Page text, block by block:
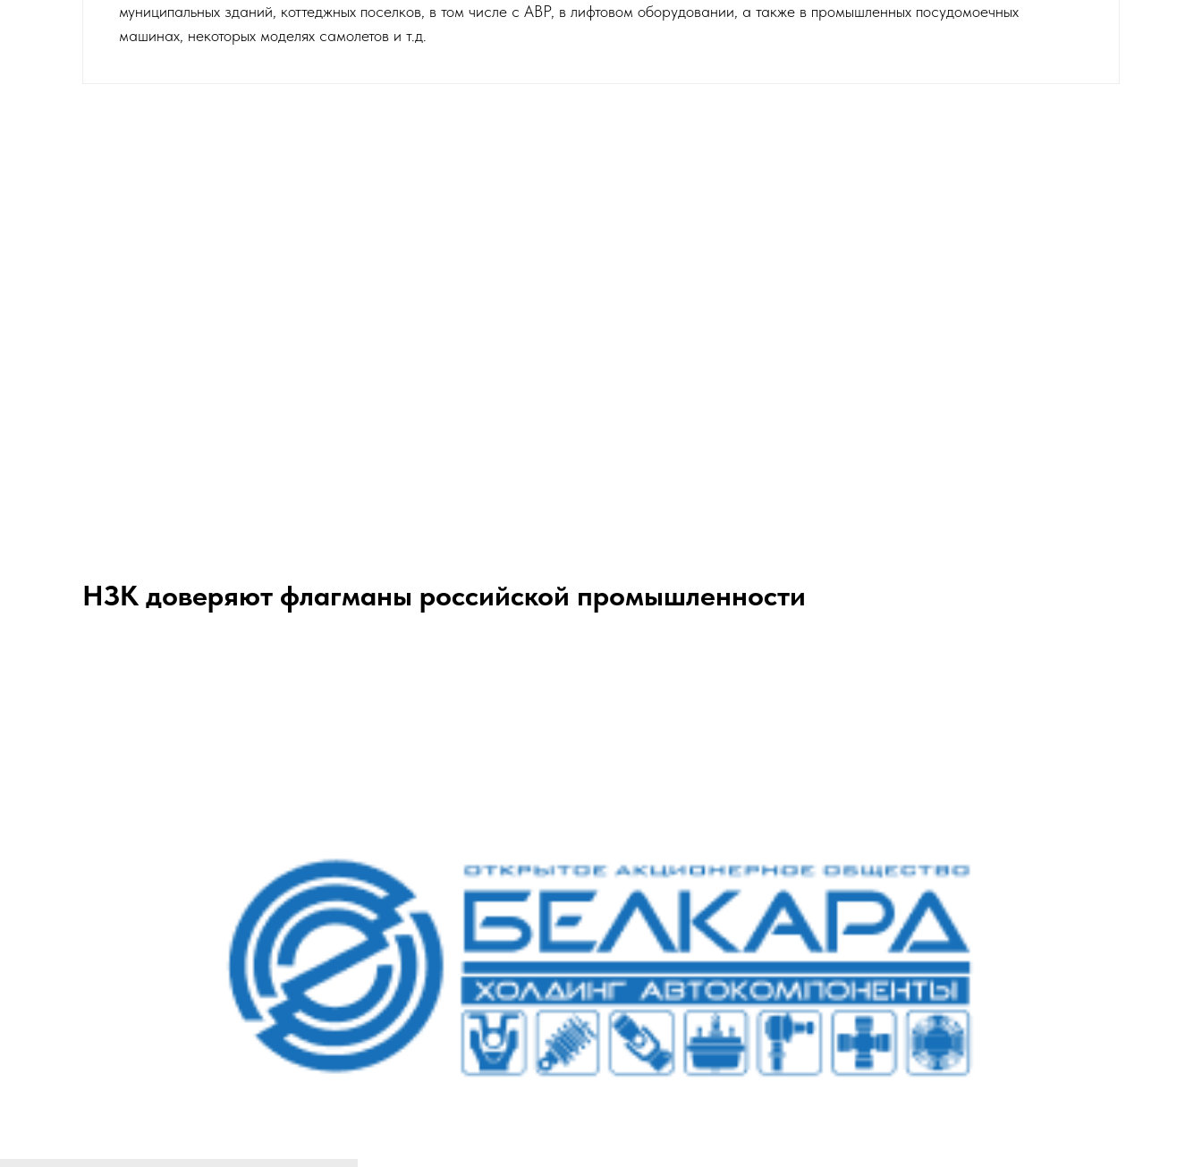
муниципальных зданий, коттеджных поселков, в том числе с АВР, в лифтовом оборудовании, а также в промышленных посудомоечных
машинах, некоторых моделях самолетов и т.д.
НЗК доверяют флагманы российской промышленности